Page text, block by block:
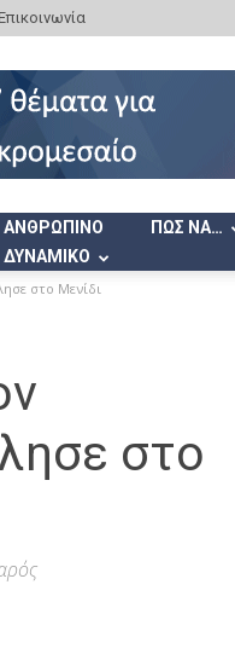
ΑΝΘΡΩΠΙΝΟ
ΔΥΝΑΜΙΚΟ
ΠΩΣ ΝΑ…
στο Μενίδι
στο